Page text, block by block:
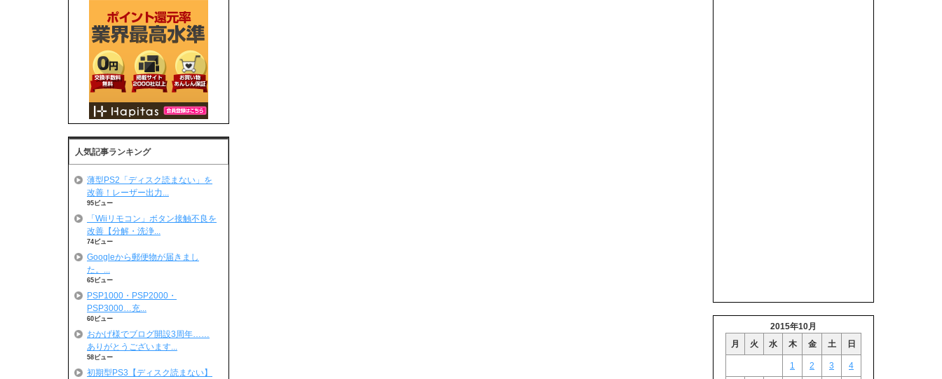
人気記事ランキング
薄型PS2「ディスク読まない」を
改善！レーザー出力...
95ビュー
「Wiiリモコン」ボタン接触不良を
改善【分解・洗浄...
74ビュー
Googleから郵便物が届きまし
た。...
65ビュー
PSP1000・PSP2000・
PSP3000…充...
60ビュー
おかげ様でブログ開設3周年……
ありがとうございます...
58ビュー
初期型PS3【ディスク読まない】
2015年10月
月
火 水 木 金 土 日
1 2 3 4